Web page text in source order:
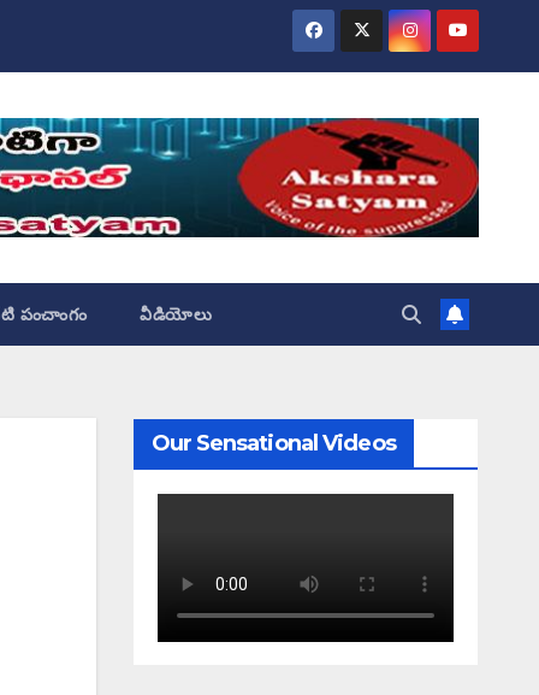
పంచాంగం వీడియోలు
Our Sensational Videos